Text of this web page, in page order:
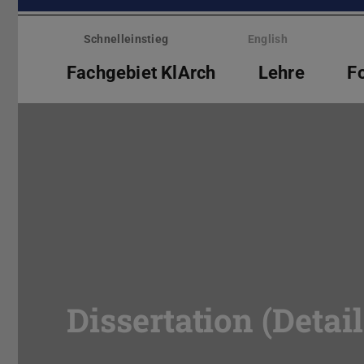
Menü
überspringenSchnelleinstieg English
Fachgebiet KlArch Lehre
Dissertation